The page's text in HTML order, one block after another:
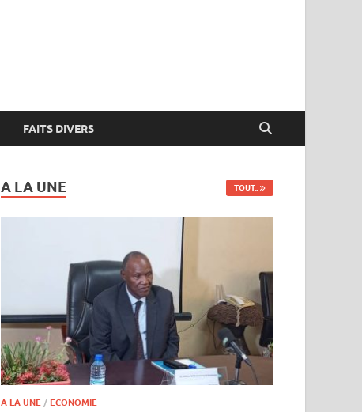
FAITS DIVERS
A LA UNE TOUT..
A LA UNE /ECONOMIE